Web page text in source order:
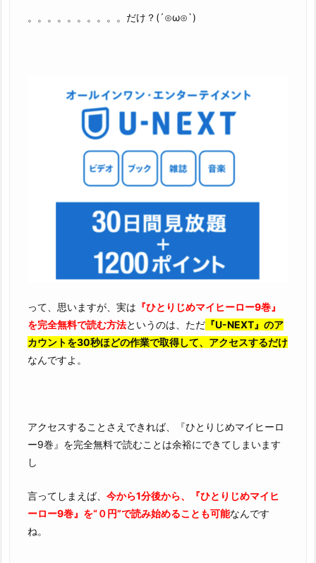
。。。。。。。。。。だけ？(´⊙ω⊙`)
って、思いますが、実は 『ひとりじめマイヒーロー9巻』
を完全無料で読む方法というのは、ただ 『U-NEXT』のア
カウントを30秒ほどの作業で取得して、アクセスするだけ
なんですよ。
アクセスすることさえできれば、『ひとりじめマイヒーロ
ー9巻』を完全無料で読むことは余裕にできてしまいます
し
言ってしまえば、 今から1分後から、『ひとりじめマイヒ
ーロー9巻』を“０円”で読み始めることも可能なんです
ね。